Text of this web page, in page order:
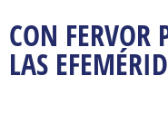
CON
LAS